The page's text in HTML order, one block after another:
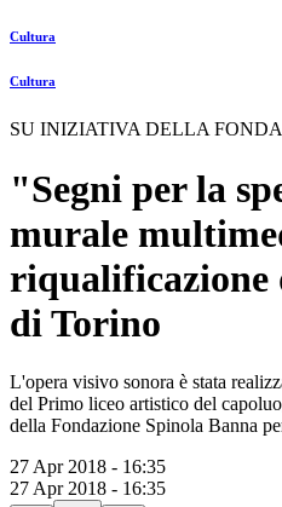
Cultura
Cultura
SU INIZIATIVA DELLA
"Segni per la
murale
riqualificazione
di Torino
L'opera visivo sonora è stata
del Primo liceo artistico del
della Fondazione Spinola Banna
27 Apr 2018 - 16:35
27 Apr 2018 - 16:35